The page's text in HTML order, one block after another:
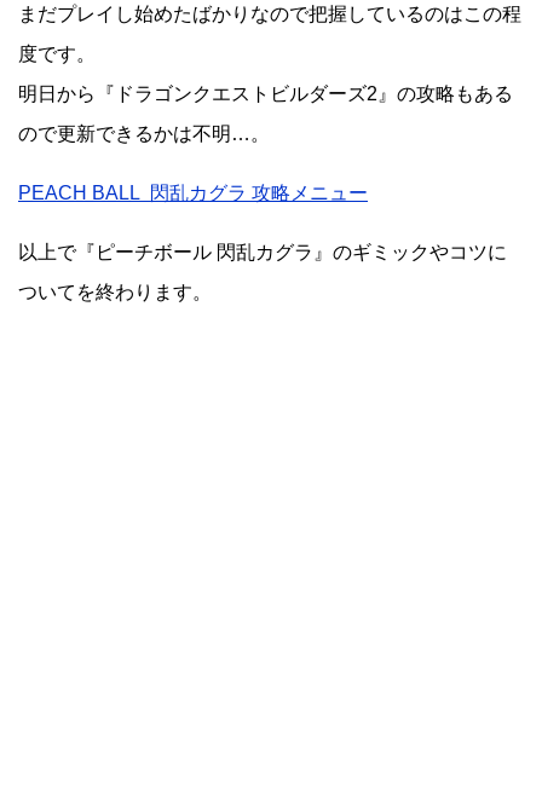
まだプレイし始めたばかりなので把握しているのはこの程
度です。
明日から『ドラゴンクエストビルダーズ2』の攻略もある
ので更新できるかは不明…。
PEACH BALL 閃乱カグラ 攻略メニュー
以上で『ピーチボール 閃乱カグラ』のギミックやコツに
ついてを終わります。